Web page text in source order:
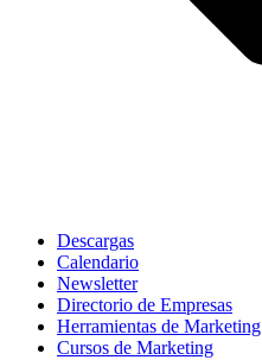
Descargas
Calendario
Newsletter
Directorio de Empresas
Herramientas de Marketing
Cursos de Marketing